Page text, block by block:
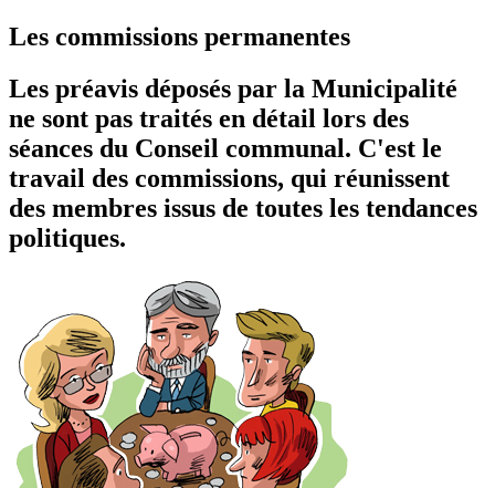
Les commissions permanentes
Les préavis déposés par la Municipalité
ne sont pas traités en détail lors des
séances du Conseil communal. C'est le
travail des commissions, qui réunissent
des membres issus de toutes les tendances
politiques.